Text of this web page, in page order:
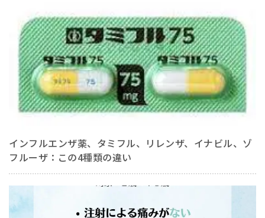
インフルエンザ薬、タミフル、リレンザ、イナビル、ゾ
フルーザ：この4種類の違い